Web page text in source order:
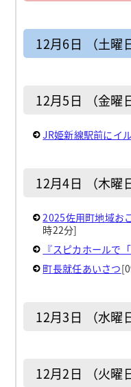
12月6日 （土曜
12月5日 （金曜
JR姫新線駅前にイ
12月4日 （木曜
2025佐用町地域お
時22分]
『スピカホールで
町長就任あいさつ
12月3日 （水曜
12月2日 （火曜